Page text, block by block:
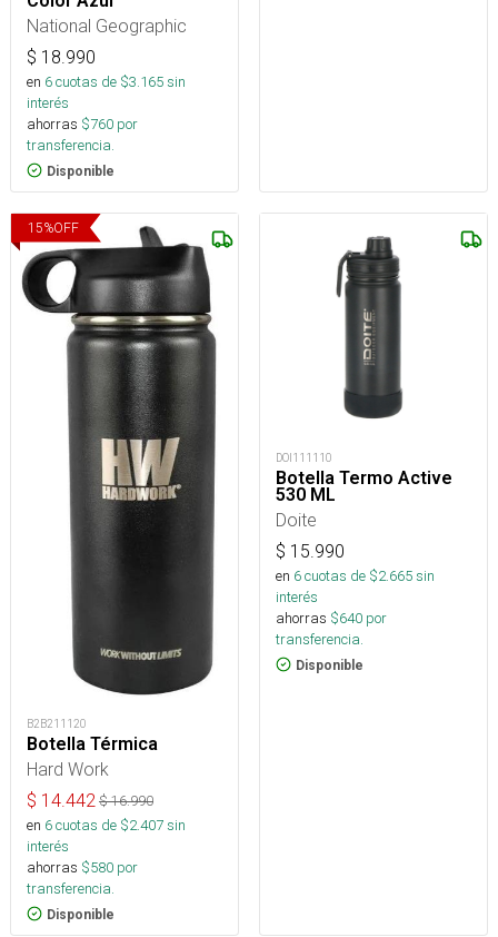
National Geographic
$ 18.990
en 6cuotas de $3.165sin
interés
ahorras $760 por
transferencia.
Disponible
15%OFF
B2B211120
Botella Térmica
Hard Work
$ 14.442 $16.990
en 6cuotas de $2.407sin
interés
ahorras $580 por
transferencia.
Disponible
DOI111110
Botella Termo Active
530 ML
Doite
$ 15.990
en 6cuotas de $2.665sin
interés
ahorras $640 por
transferencia.
Disponible